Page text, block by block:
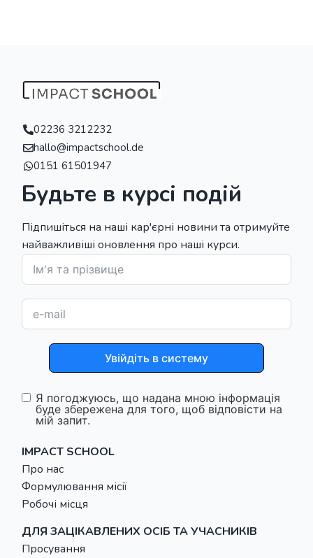
02236 3212232
hallo@impactschool.de
0151 61501947
Будьте в курсі подій
Підпишіться на наші кар'єрні новини та отримуйте
найважливіші оновлення про наші курси.
Увійдіть в систему
Я погоджуюсь, що надана мною інформація
буде збережена для того, щоб відповісти на
мій запит.
IMPACT SCHOOL
Про нас
Формулювання місії
Робочі місця
ДЛЯ ЗАЦІКАВЛЕНИХ ОСІБ ТА УЧАСНИКІВ
Просування